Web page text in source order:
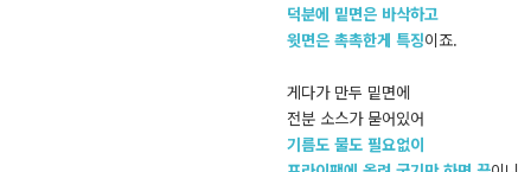
덕분에 밑면은 바삭하고
윗면은 촉촉한게 특징이죠.
게다가 만두 밑면에
전분 소스가 묻어있어
기름도 물도 필요없이